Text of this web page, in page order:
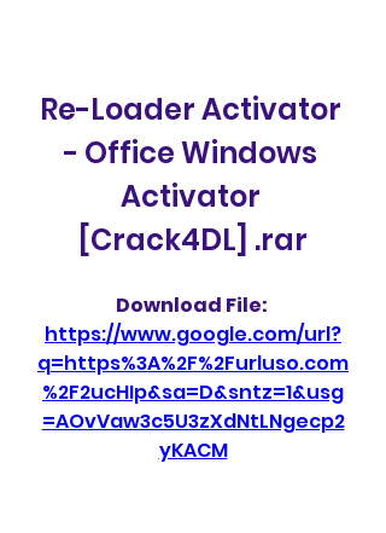
Re-Loader Activator
- Office Windows
Activator
[Crack4DL] .rar
https://www.google.com/url?
q=https%3A%2F%2Furluso.com
%2F2ucHIp&sa=D&sntz=1&usg
=AOvVaw3c5U3zXdNtLNgecp2
yKACM